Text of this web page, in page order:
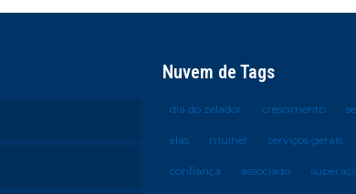
Nuvem de Tags
dia do zelador crescimento
elas mulher serviços gerais
confiança associado